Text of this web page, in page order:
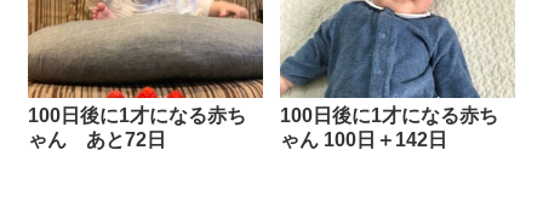
100日後に1才になる赤ち
ゃん あと72日
100日後に1才になる赤ち
ゃん 100日＋142日